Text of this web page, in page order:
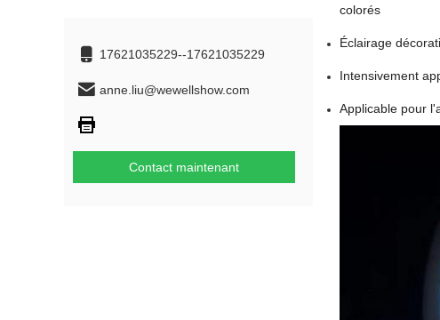
17621035229--17621035229
anne.liu@wewellshow.com
Contact maintenant
colorés
Éclairage
Intensivement
Applicable pour